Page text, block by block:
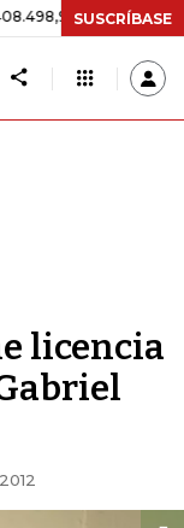
+$ 8.753,81 +2,19%
SUSCRÍBASE
licencia